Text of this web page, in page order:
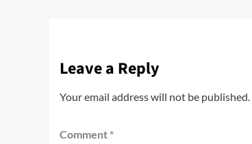
Leave a Reply
Your email address will not be published.
Comment *